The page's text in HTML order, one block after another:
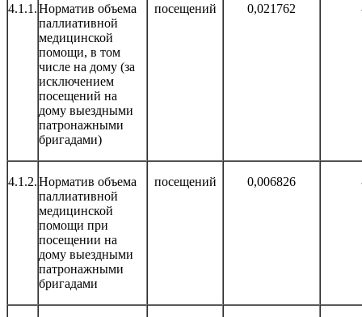
4.1.1.Норматив объема
паллиативной
медицинской
помощи, в том
числе на дому (за
исключением
посещений на
дому выездными
патронажными
бригадами)
посещений 0,021762
4.1.2.Норматив объема
паллиативной
медицинской
помощи при
посещении на
дому выездными
патронажными
бригадами
посещений 0,006826